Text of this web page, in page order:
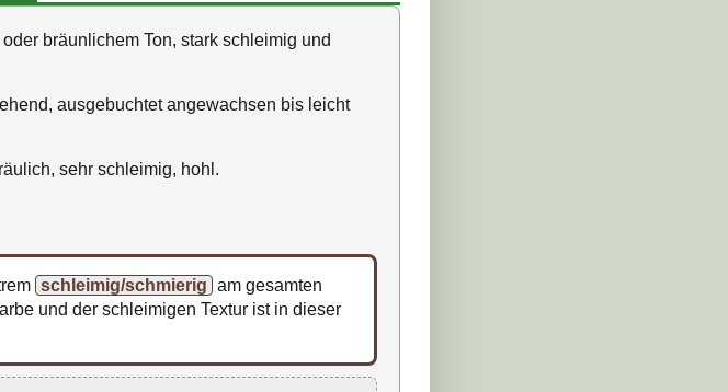
bräunlichem Ton, stark schleimig und
ausgebuchtet angewachsen bis leicht
sehr schleimig, hohl.
schleimig/schmierig am gesamten
und der schleimigen Textur ist in dieser